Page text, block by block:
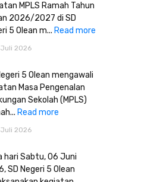
MPLS Ramah Tahun
2026/2027 di SD
5 Olean m... Read more
2026
5 Olean mengawali
Masa Pengenalan
Sekolah (MPLS)
Read more
2026
hari Sabtu, 06 Juni
SD Negeri 5 Olean